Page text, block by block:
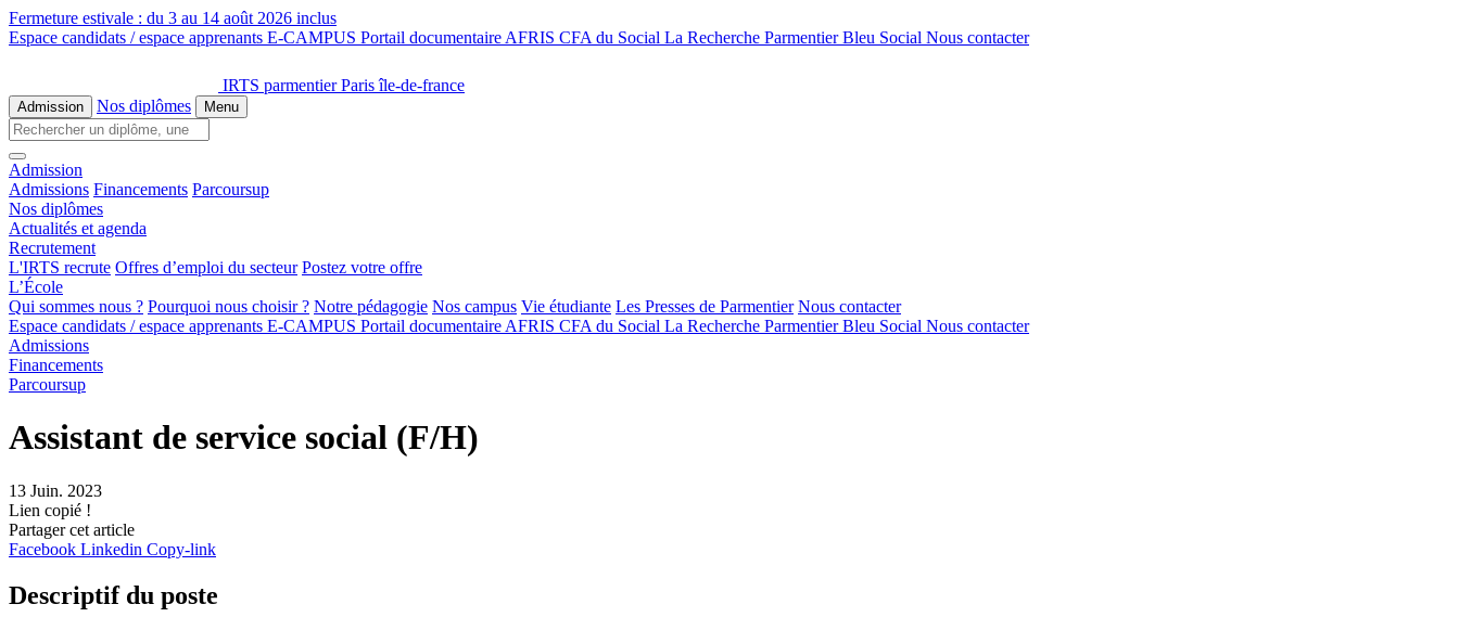
Fermeture estivale : du 3 au 14 août 2026 inclus
Espace candidats / espace apprenants E-CAMPUS Portail documentaire AFRIS CFA du Social La Recherche Parmentier Bleu Social Nous contacter
IRTS parmentier Paris île-de-france
Admission Nos diplômes Menu
Admission
Admissions Financements Parcoursup
Nos diplômes
Actualités et agenda
Recrutement
L'IRTS recrute Offres d’emploi du secteur Postez votre offre
L’École
Qui sommes nous ? Pourquoi nous choisir ? Notre pédagogie Nos campus Vie étudiante Les Presses de Parmentier Nous contacter
Espace candidats / espace apprenants E-CAMPUS Portail documentaire AFRIS CFA du Social La Recherche Parmentier Bleu Social Nous contacter
Admissions
Financements
Parcoursup
Assistant de service social (F/H)
13 Juin. 2023
Lien copié !
Partager cet article
Facebook Linkedin Copy-link
Descriptif du poste